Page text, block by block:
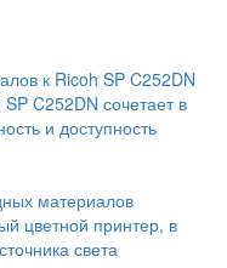
к Ricoh SP C252DN
C252DN сочетает в
и доступность
материалов
цветной принтер, в
света